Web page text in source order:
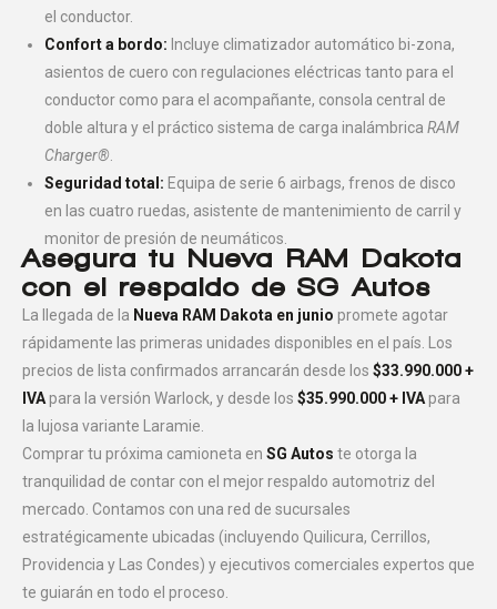
el conductor.
Confort a bordo: Incluye climatizador automático bi-zona,
asientos de cuero con regulaciones eléctricas tanto para el
conductor como para el acompañante, consola central de
doble altura y el práctico sistema de carga inalámbrica RAM
Charger®
Seguridad total: Equipa de serie 6 airbags, frenos de disco
en las cuatro ruedas, asistente de mantenimiento de carril y
monitor de presión de neumáticos.
Asegura tu Nueva RAM Dakota
con el respaldo de SG Autos
La llegada de la Nueva RAM Dakota en junio promete agotar
rápidamente las primeras unidades disponibles en el país. Los
precios de lista confirmados arrancarán desde los $33.990.000 +
IVApara la versión Warlock, y desde los $35.990.000 + IVApara
la lujosa variante Laramie.
Comprar tu próxima camioneta en SG Autos te otorga la
tranquilidad de contar con el mejor respaldo automotriz del
mercado. Contamos con una red de sucursales
estratégicamente ubicadas (incluyendo Quilicura, Cerrillos,
Providencia y Las Condes) y ejecutivos comerciales expertos que
te guiarán en todo el proceso.